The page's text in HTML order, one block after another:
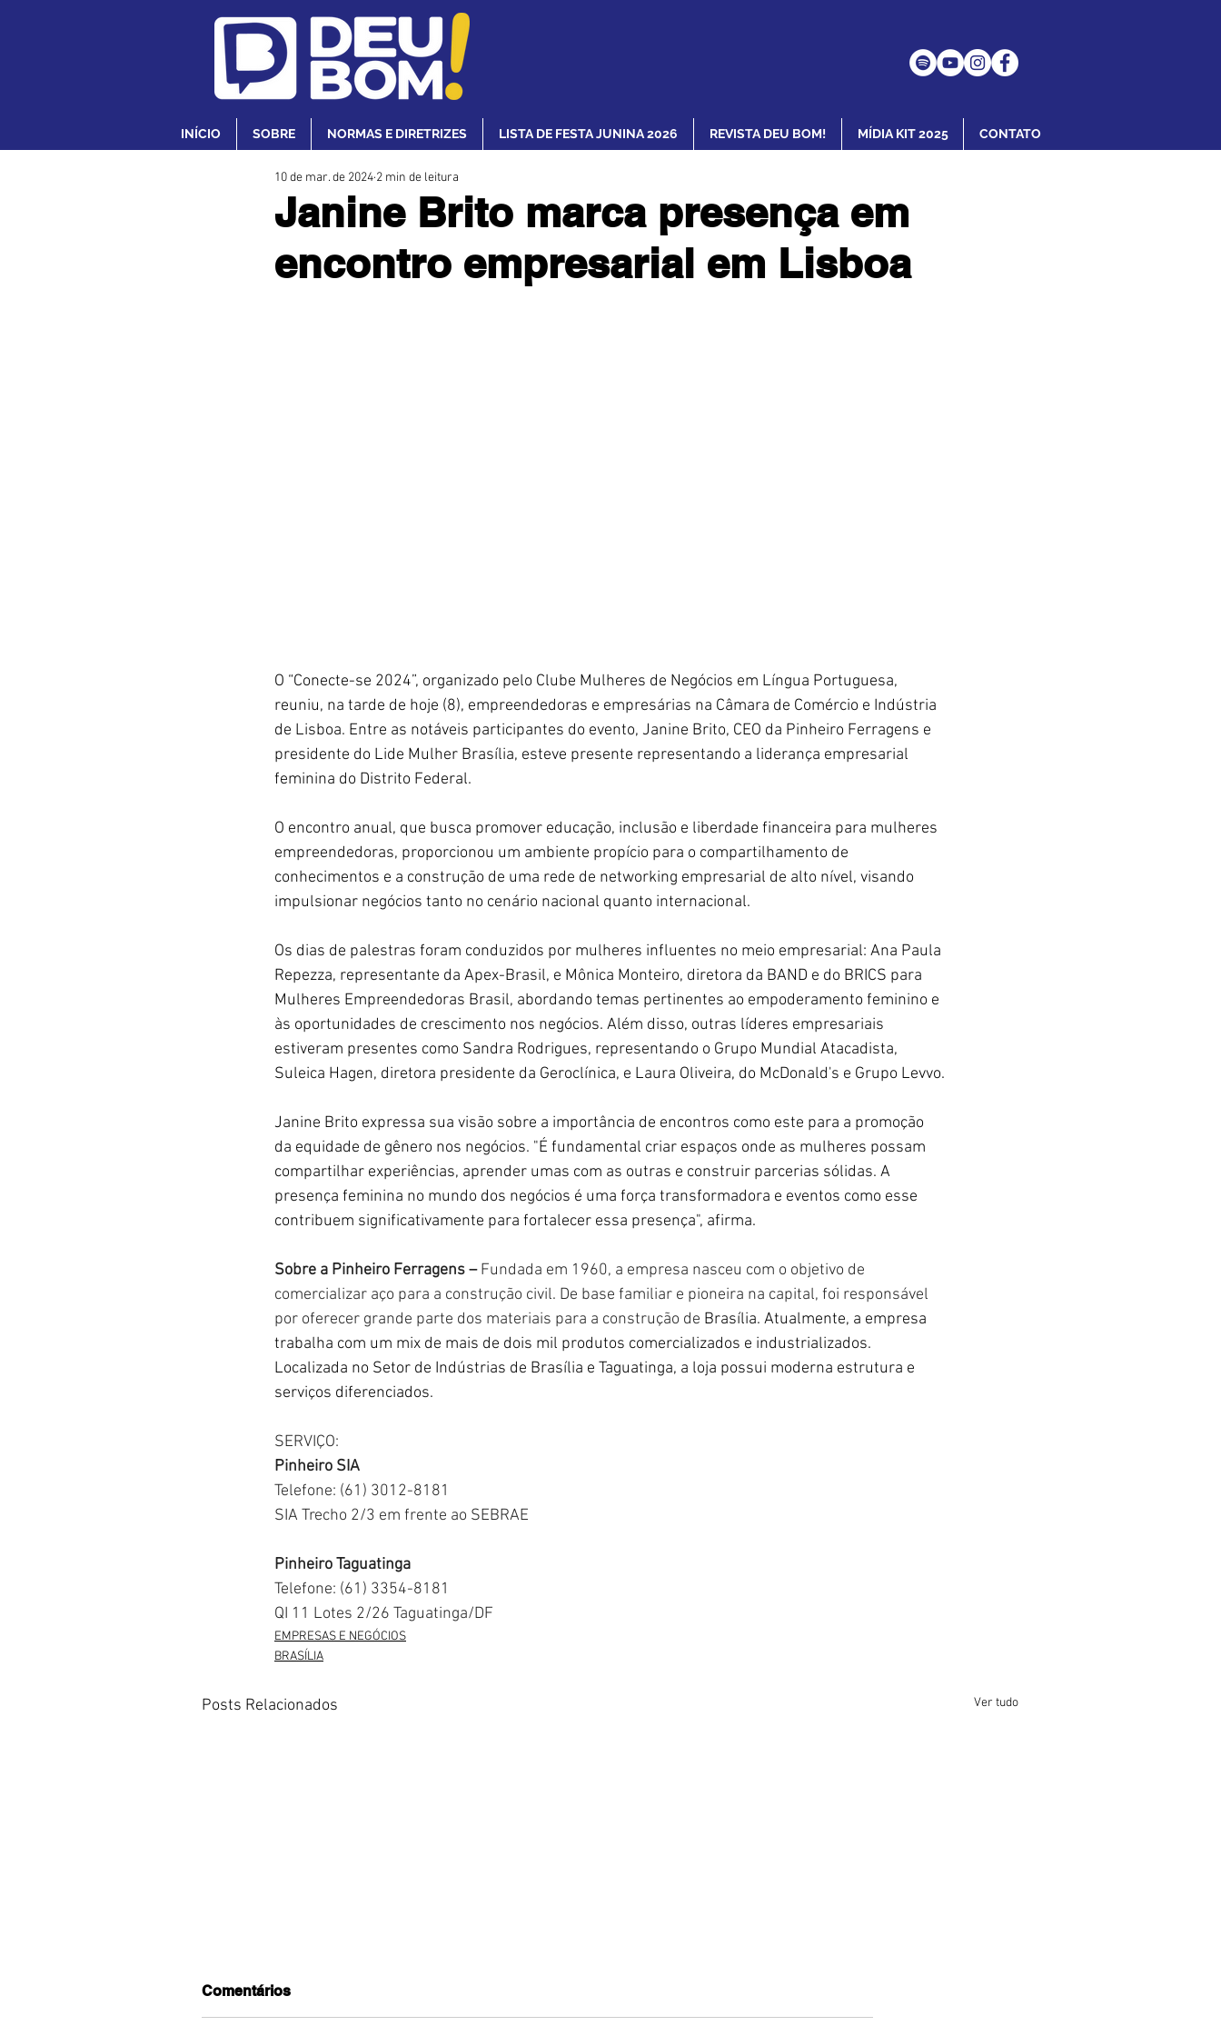
INÍCIO SOBRE NORMAS E DIRETRIZES LISTA DE FESTA JUNINA 2026 REVISTA DEU BOM! MÍDIA KIT 2025 CONTATO
Janine Brito marca presença em
encontro empresarial em Lisboa
10 de mar. de 2024 2 min de leitura
O “Conecte-se 2024”, organizado pelo Clube Mulheres de Negócios em Língua Portuguesa,
reuniu, na tarde de hoje (8), empreendedoras e empresárias na Câmara de Comércio e Indústria
de Lisboa. Entre as notáveis participantes do evento, Janine Brito, CEO da Pinheiro Ferragens e
presidente do Lide Mulher Brasília, esteve presente representando a liderança empresarial
feminina do Distrito Federal.
O encontro anual, que busca promover educação, inclusão e liberdade financeira para mulheres
empreendedoras, proporcionou um ambiente propício para o compartilhamento de
conhecimentos e a construção de uma rede de networking empresarial de alto nível, visando
impulsionar negócios tanto no cenário nacional quanto internacional.
Os dias de palestras foram conduzidos por mulheres influentes no meio empresarial: Ana Paula
Repezza, representante da Apex-Brasil, e Mônica Monteiro, diretora da BAND e do BRICS para
Mulheres Empreendedoras Brasil, abordando temas pertinentes ao empoderamento feminino e
às oportunidades de crescimento nos negócios. Além disso, outras líderes empresariais
estiveram presentes como Sandra Rodrigues, representando o Grupo Mundial Atacadista,
Suleica Hagen, diretora presidente da Geroclínica, e Laura Oliveira, do McDonald's e Grupo Levvo.
Janine Brito expressa sua visão sobre a importância de encontros como este para a promoção
da equidade de gênero nos negócios. "É fundamental criar espaços onde as mulheres possam
compartilhar experiências, aprender umas com as outras e construir parcerias sólidas. A
presença feminina no mundo dos negócios é uma força transformadora e eventos como esse
contribuem significativamente para fortalecer essa presença", afirma.
Sobre a Pinheiro Ferragens – Fundada em 1960, a empresa nasceu com o objetivo de
comercializar aço para a construção civil. De base familiar e pioneira na capital, foi responsável
por oferecer grande parte dos materiais para a construção de Brasília. Atualmente, a empresa
trabalha com um mix de mais de dois mil produtos comercializados e industrializados.
Localizada no Setor de Indústrias de Brasília e Taguatinga, a loja possui moderna estrutura e
serviços diferenciados.
SERVIÇO:
Pinheiro SIA
Telefone: (61) 3012-8181
SIA Trecho 2/3 em frente ao SEBRAE
Pinheiro Taguatinga
Telefone: (61) 3354-8181
QI 11 Lotes 2/26 Taguatinga/DF
EMPRESAS E NEGÓCIOS
BRASÍLIA
Posts Relacionados Ver tudo
Comentários